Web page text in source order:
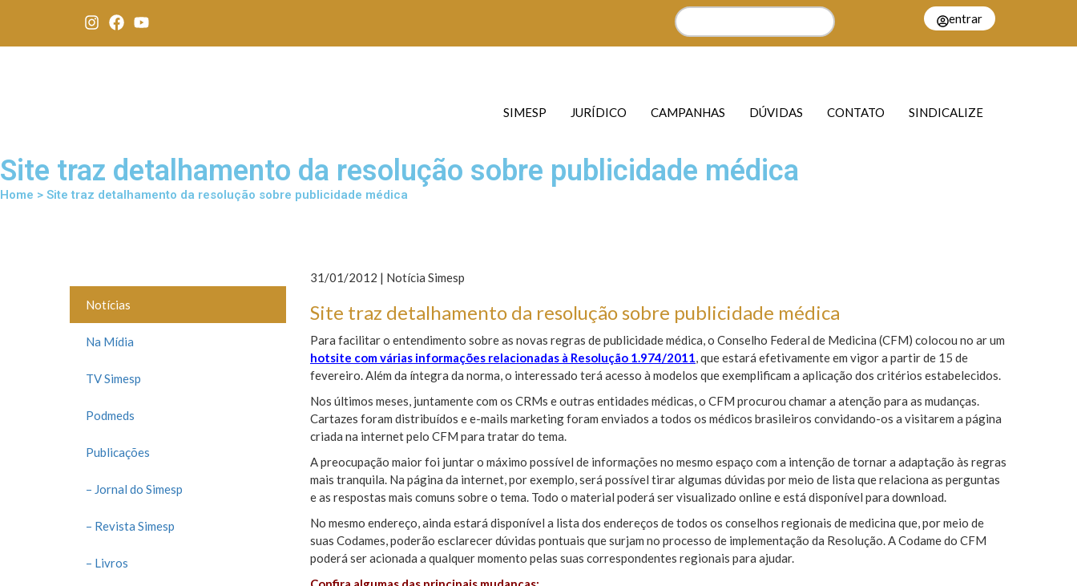
entrar
SIMESP JURÍDICO CAMPANHAS DÚVIDAS CONTATO SINDICALIZE
Site traz detalhamento da resolução sobre publicidade médica
Home > Site traz detalhamento da resolução sobre publicidade médica
Notícias
Na Mídia
TV Simesp
Podmeds
Publicações
– Jornal do Simesp
– Revista Simesp
– Livros
31/01/2012 | Notícia Simesp
Site traz detalhamento da resolução sobre publicidade médica
Para facilitar o entendimento sobre as novas regras de publicidade médica, o Conselho Federal de Medicina (CFM) colocou no ar um
hotsite com várias informações relacionadas à Resolução 1.974/2011, que estará efetivamente em vigor a partir de 15 de
fevereiro. Além da íntegra da norma, o interessado terá acesso à modelos que exemplificam a aplicação dos critérios estabelecidos.
Nos últimos meses, juntamente com os CRMs e outras entidades médicas, o CFM procurou chamar a atenção para as mudanças.
Cartazes foram distribuídos e e-mails marketing foram enviados a todos os médicos brasileiros convidando-os a visitarem a página
criada na internet pelo CFM para tratar do tema.
A preocupação maior foi juntar o máximo possível de informações no mesmo espaço com a intenção de tornar a adaptação às regras
mais tranquila. Na página da internet, por exemplo, será possível tirar algumas dúvidas por meio de lista que relaciona as perguntas
e as respostas mais comuns sobre o tema. Todo o material poderá ser visualizado online e está disponível para download.
No mesmo endereço, ainda estará disponível a lista dos endereços de todos os conselhos regionais de medicina que, por meio de
suas Codames, poderão esclarecer dúvidas pontuais que surjam no processo de implementação da Resolução. A Codame do CFM
poderá ser acionada a qualquer momento pelas suas correspondentes regionais para ajudar.